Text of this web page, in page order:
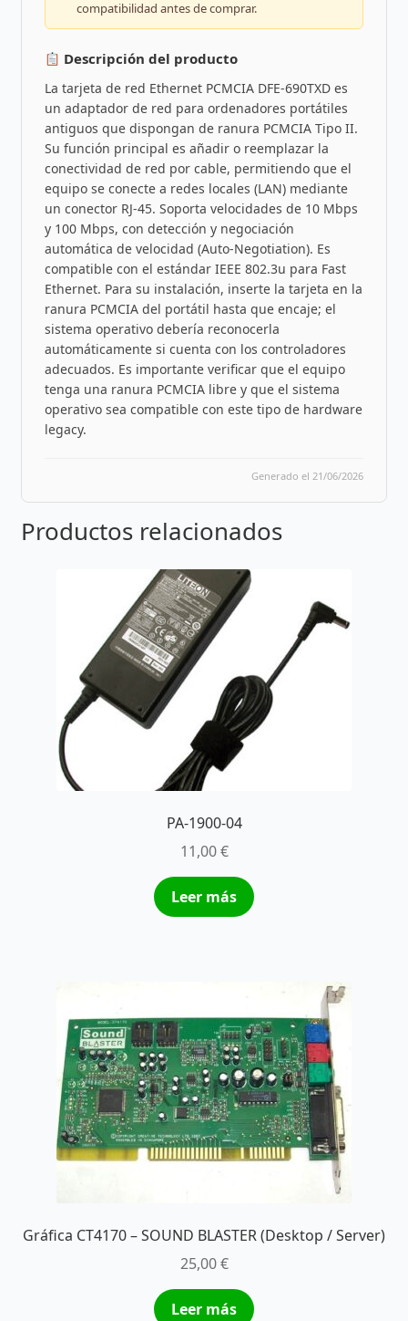
compatibilidad antes de comprar.
Descripción del producto
La tarjeta de red Ethernet PCMCIA DFE-690TXD es
un adaptador de red para ordenadores portátiles
antiguos que dispongan de ranura PCMCIA Tipo II.
Su función principal es añadir o reemplazar la
conectividad de red por cable, permitiendo que el
equipo se conecte a redes locales (LAN) mediante
un conector RJ-45. Soporta velocidades de 10 Mbps
y 100 Mbps, con detección y negociación
automática de velocidad (Auto-Negotiation). Es
compatible con el estándar IEEE 802.3u para Fast
Ethernet. Para su instalación, inserte la tarjeta en la
ranura PCMCIA del portátil hasta que encaje; el
sistema operativo debería reconocerla
automáticamente si cuenta con los controladores
adecuados. Es importante verificar que el equipo
tenga una ranura PCMCIA libre y que el sistema
operativo sea compatible con este tipo de hardware
legacy.
Generado el 21/06/2026
Productos relacionados
PA-1900-04
11,00€
Leer más
Gráfica CT4170 – SOUND BLASTER (Desktop / Server)
25,00€
Leer más